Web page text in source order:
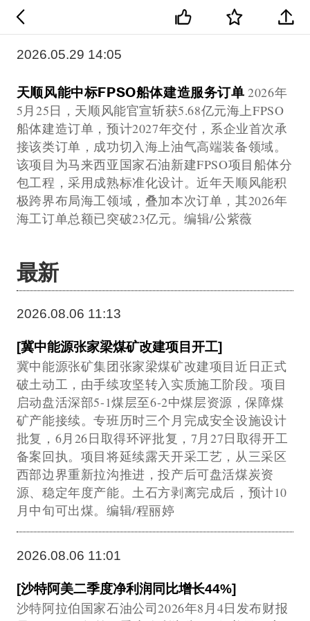
2026.05.29 14:05
天顺风能中标FPSO船体建造服务订单 2026年
5月25日，天顺风能官宣斩获5.68亿元海上FPSO
船体建造订单，预计2027年交付，系企业首次承
接该类订单，成功切入海上油气高端装备领域。
该项目为马来西亚国家石油新建FPSO项目船体分
包工程，采用成熟标准化设计。近年天顺风能积
极跨界布局海工领域，叠加本次订单，其2026年
海工订单总额已突破23亿元。编辑/公紫薇
最新
2026.08.06 11:13
[冀中能源张家梁煤矿改建项目开工]
冀中能源张矿集团张家梁煤矿改建项目近日正式
破土动工，由手续攻坚转入实质施工阶段。项目
启动盘活深部5-1煤层至6-2中煤层资源，保障煤
矿产能接续。专班历时三个月完成安全设施设计
批复，6月26日取得环评批复，7月27日取得开工
备案回执。项目将延续露天开采工艺，从三采区
西部边界重新拉沟推进，投产后可盘活煤炭资
源、稳定年度产能。土石方剥离完成后，预计10
月中旬可出煤。编辑/程丽婷
2026.08.06 11:01
[沙特阿美二季度净利润同比增长44%]
沙特阿拉伯国家石油公司2026年8月4日发布财报